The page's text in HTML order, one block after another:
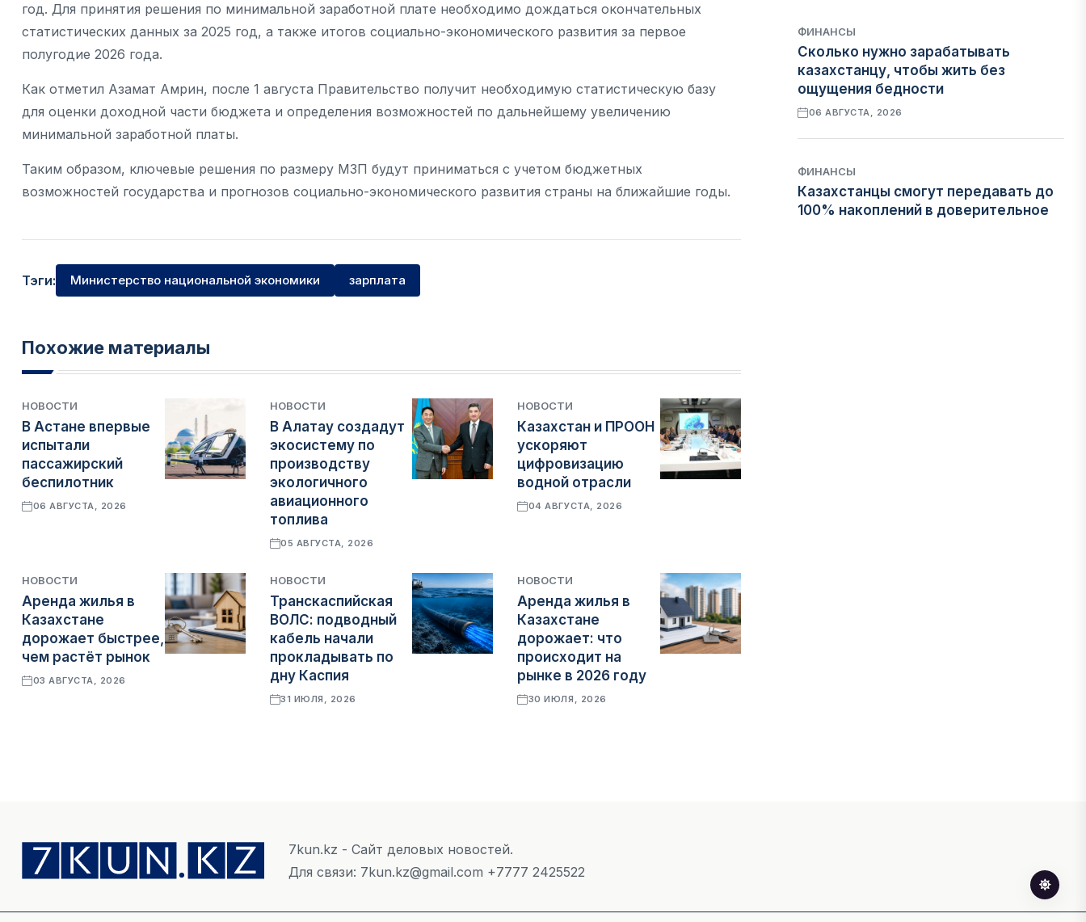
год. Для принятия решения по минимальной заработной плате необходимо дождаться окончательных
статистических данных за 2025 год, а также итогов социально-экономического развития за первое
полугодие 2026 года.
Как отметил Азамат Амрин, после 1 августа Правительство получит необходимую статистическую базу
для оценки доходной части бюджета и определения возможностей по дальнейшему увеличению
минимальной заработной платы.
Таким образом, ключевые решения по размеру МЗП будут приниматься с учетом бюджетных
возможностей государства и прогнозов социально-экономического развития страны на ближайшие годы.
Тэги: Министерство национальной экономики зарплата
Похожие материалы
НОВОСТИ
В Астане впервые
испытали
пассажирский
беспилотник
06 АВГУСТА, 2026
НОВОСТИ
В Алатау создадут
экосистему по
производству
экологичного
авиационного
топлива
05 АВГУСТА, 2026
НОВОСТИ
Казахстан и ПРООН
ускоряют
цифровизацию
водной отрасли
04 АВГУСТА, 2026
НОВОСТИ
Аренда жилья в
Казахстане
дорожает быстрее,
чем растёт рынок
03 АВГУСТА, 2026
НОВОСТИ
Транскаспийская
ВОЛС: подводный
кабель начали
прокладывать по
дну Каспия
31 ИЮЛЯ, 2026
НОВОСТИ
Аренда жилья в
Казахстане
дорожает: что
происходит на
рынке в 2026 году
30 ИЮЛЯ, 2026
ФИНАНСЫ
Сколько нужно зарабатывать
казахстанцу, чтобы жить без
ощущения бедности
06 АВГУСТА, 2026
ФИНАНСЫ
Казахстанцы смогут передавать до
100% накоплений в доверительное
7kun.kz - Сайт деловых новостей.
Для связи: 7kun.kz@gmail.com +7777 2425522